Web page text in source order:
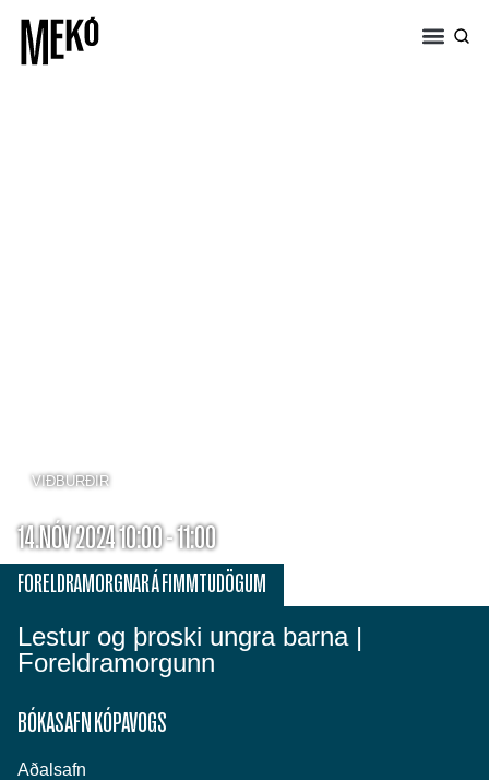
VIÐBURÐIR
14.NÓV 2024 10:00 - 11:00
Lestur og þroski ungra barna |
Foreldramorgunn
FORELDRAMORGNAR Á FIMMTUDÖGUM
BÓKASAFN KÓPAVOGS
Aðalsafn